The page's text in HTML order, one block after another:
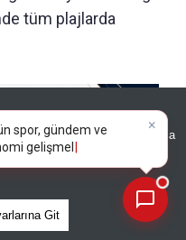
sitemizde
KVKK ve GDPR kapsamında
Aydınlatma Metnimizi
Git
tüm plajlarda
×
spor, gündem ve
gelişmelerini analiz
|